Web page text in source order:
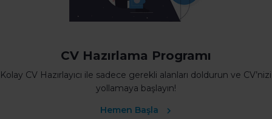
CV Hazırlama Programı
Kolay CV Hazırlayıcı ile sadece gerekli alanları doldurun ve CV’nizi
yollamaya başlayın!
Hemen Başla